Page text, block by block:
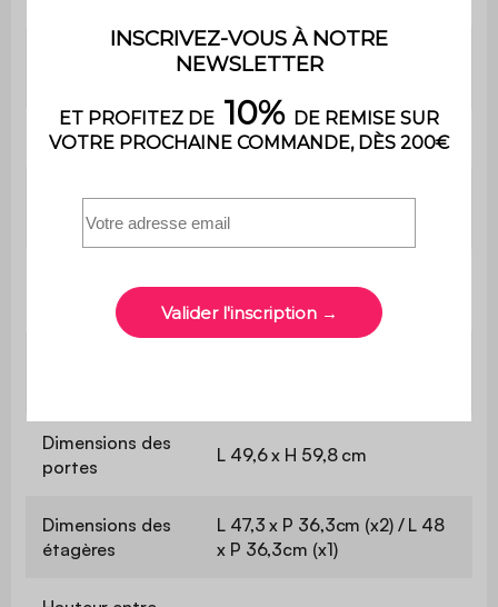
Naturel
Dimensions L 150 x P 40 x H 75 cm
Dimensions du
plateau
1,5 cm
Dimensions des
portes
L 49,6 x H 59,8 cm
Dimensions des
étagères
L 47,3 x P 36,3cm (x2) / L 48
x P 36,3cm (x1)